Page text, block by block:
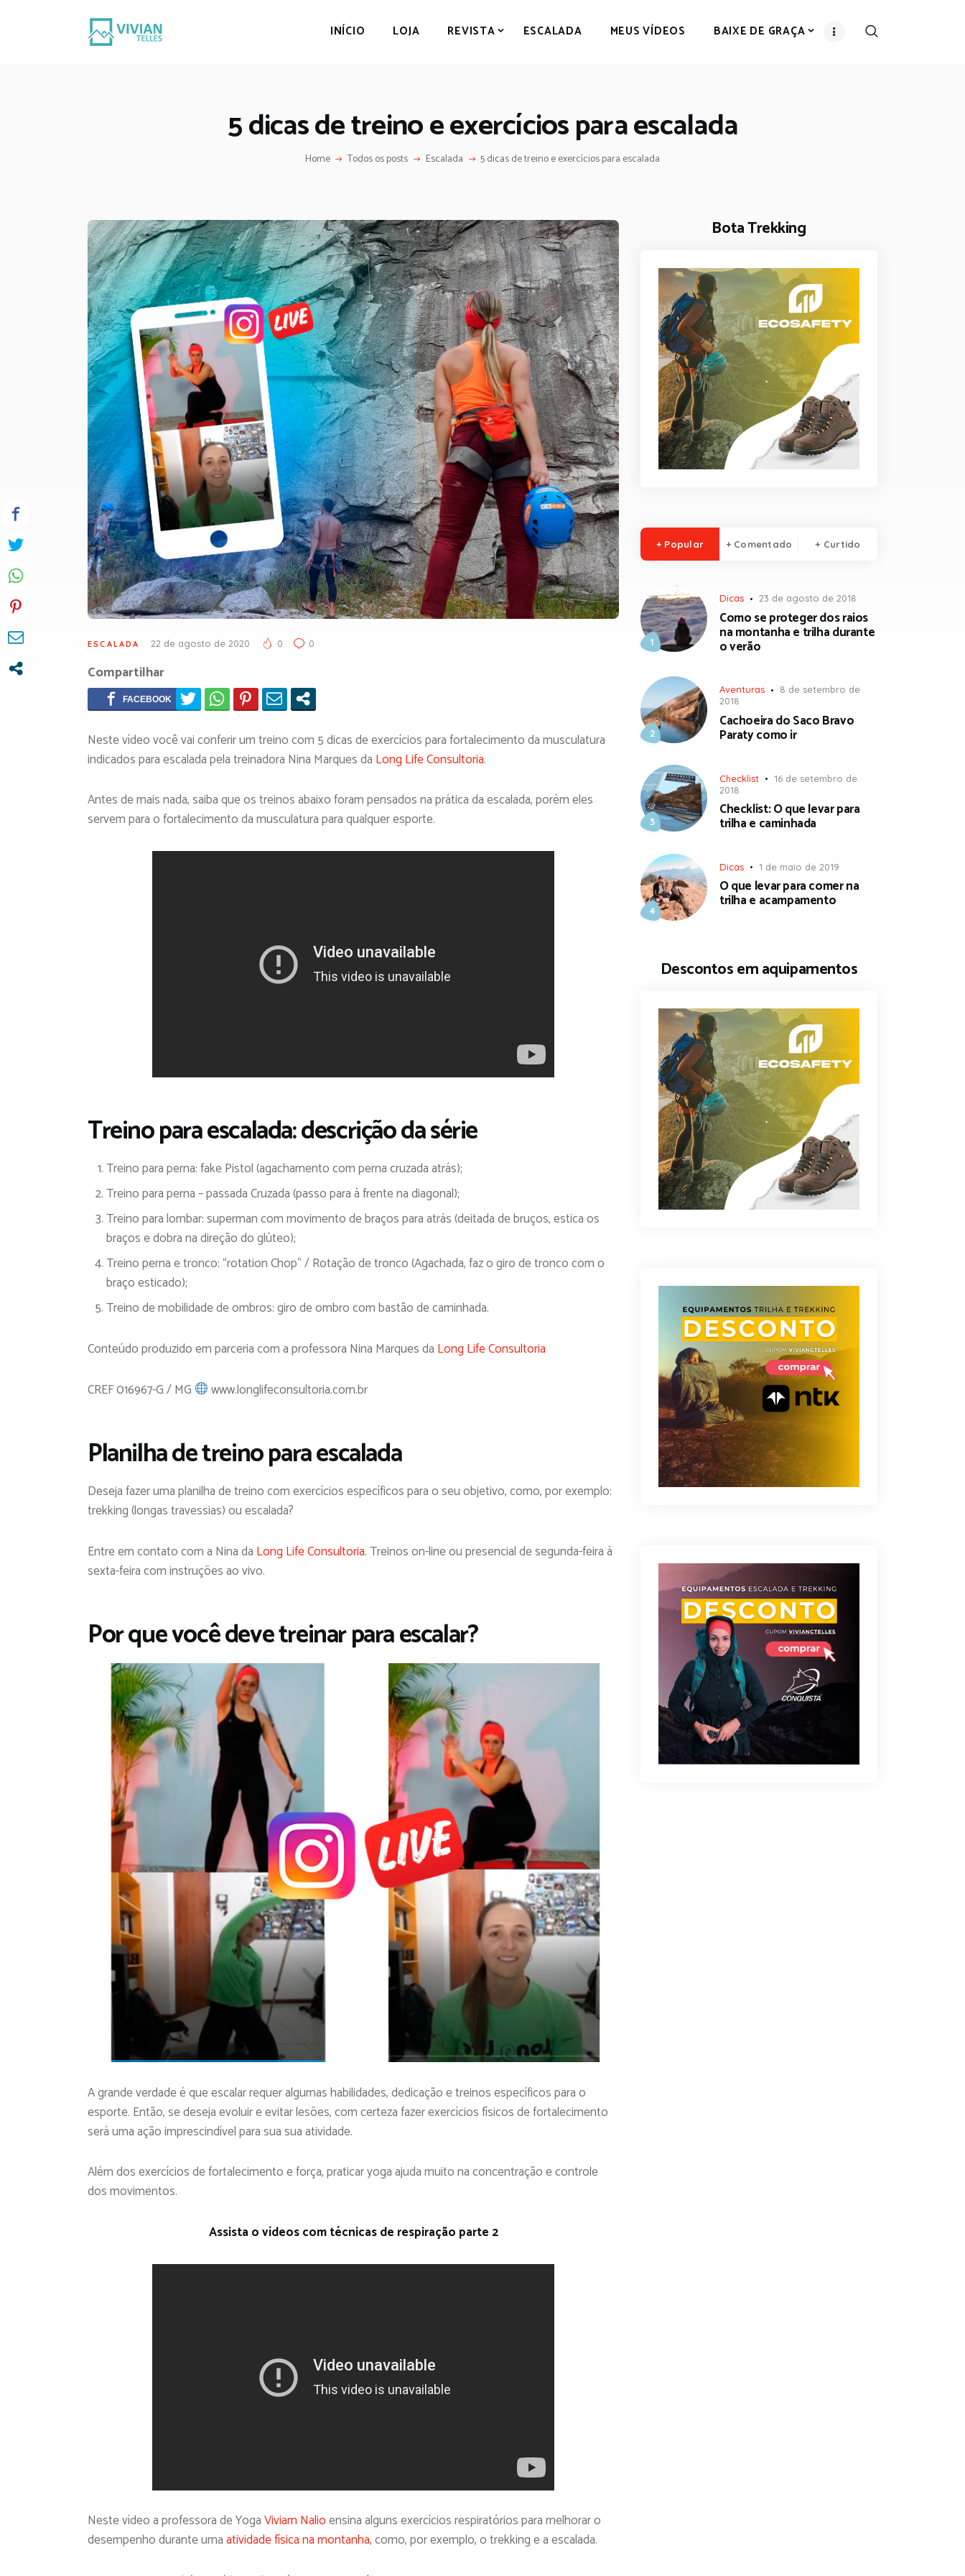
INÍCIO LOJA REVISTA ESCALADA MEUS VÍDEOS BAIXE DE GRAÇA
5 dicas de treino e exercícios para escalada
Home Todos os posts Escalada 5 dicas de treino e exercícios para escalada
LOJA
MEUS VÍDEOS
BAIXE DE GRAÇA
MKT DIGITAL
SOBRE MIM
ESCALADA 22 de agosto de 2020 0 0
Compartilhar
Neste vídeo você vai conferir um treino com 5 dicas de exercícios para fortalecimento da musculatura
indicados para escalada pela treinadora Nina Marques da Long Life Consultoria.
Antes de mais nada, saiba que os treinos abaixo foram pensados na prática da escalada, porém eles
servem para o fortalecimento da musculatura para qualquer esporte.
Treino para escalada: descrição da série
Treino para perna: fake Pistol (agachamento com perna cruzada atrás);
Treino para perna – passada Cruzada (passo para à frente na diagonal);
Treino para lombar: superman com movimento de braços para atrás (deitada de bruços, estica os
braços e dobra na direção do glúteo);
Treino perna e tronco: “rotation Chop” / Rotação de tronco (Agachada, faz o giro de tronco com o
braço esticado);
Treino de mobilidade de ombros: giro de ombro com bastão de caminhada.
Conteúdo produzido em parceria com a professora Nina Marques da Long Life Consultoria
CREF 016967-G / MG www.longlifeconsultoria.com.br
Planilha de treino para escalada
Deseja fazer uma planilha de treino com exercícios específicos para o seu objetivo, como, por exemplo:
trekking (longas travessias) ou escalada?
Entre em contato com a Nina da Long Life Consultoria.Treinos on-line ou presencial de segunda-feira à
sexta-feira com instruções ao vivo.
Por que você deve treinar para escalar?
A grande verdade é que escalar requer algumas habilidades, dedicação e treinos específicos para o
esporte. Então, se deseja evoluir e evitar lesões, com certeza fazer exercícios físicos de fortalecimento
será uma ação imprescindível para sua sua atividade.
Além dos exercícios de fortalecimento e força, praticar yoga ajuda muito na concentração e controle
dos movimentos.
Assista o vídeos com técnicas de respiração parte 2
Neste vídeo a professora de YogaViviam Nalioensina alguns exercícios respiratórios para melhorar o
desempenho durante umaatividade física na montanha, como, por exemplo, o trekking e a escalada.
Bota Trekking
+ Popular + Comentado + Curtido
Dicas 23 de agosto de 2018
Como se proteger dos raios
na montanha e trilha durante
o verão
Aventuras
8 de setembro de
2018
Cachoeira do Saco Bravo
Paraty como ir
Checklist
16 de setembro de
2018
Checklist: O que levar para
trilha e caminhada
Dicas 1 de maio de 2019
O que levar para comer na
trilha e acampamento
Descontos em aquipamentos